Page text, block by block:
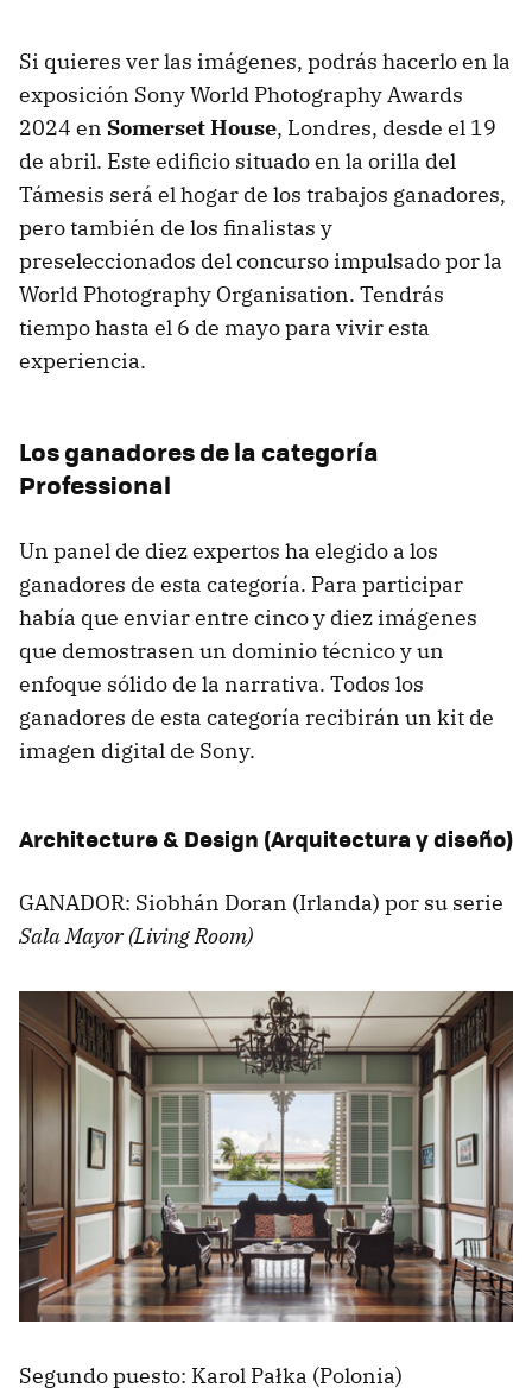
Si quieres ver las imágenes, podrás hacerlo en la
exposición Sony World Photography Awards
2024 en Somerset House, Londres, desde el 19
de abril. Este edificio situado en la orilla del
Támesis será el hogar de los trabajos ganadores,
pero también de los finalistas y
preseleccionados del concurso impulsado por la
World Photography Organisation. Tendrás
tiempo hasta el 6 de mayo para vivir esta
experiencia.
Los ganadores de la categoría
Professional
Un panel de diez expertos ha elegido a los
ganadores de esta categoría. Para participar
había que enviar entre cinco y diez imágenes
que demostrasen un dominio técnico y un
enfoque sólido de la narrativa. Todos los
ganadores de esta categoría recibirán un kit de
imagen digital de Sony.
Architecture & Design (Arquitectura y diseño)
GANADOR: Siobhán Doran (Irlanda) por su serie
Sala Mayor (Living Room)
Segundo puesto: Karol Pałka (Polonia)